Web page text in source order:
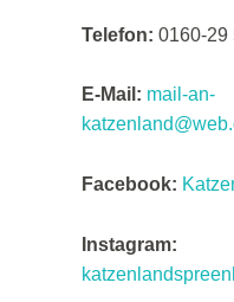
Telefon: 0160-29
E-Mail: mail-an-
Facebook:
Instagram: